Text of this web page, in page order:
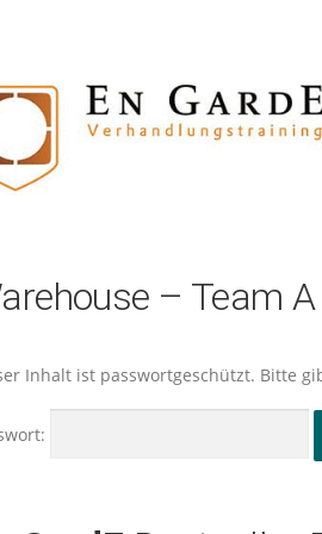
– Team
Inhalt ist passwortgeschützt. Bitte